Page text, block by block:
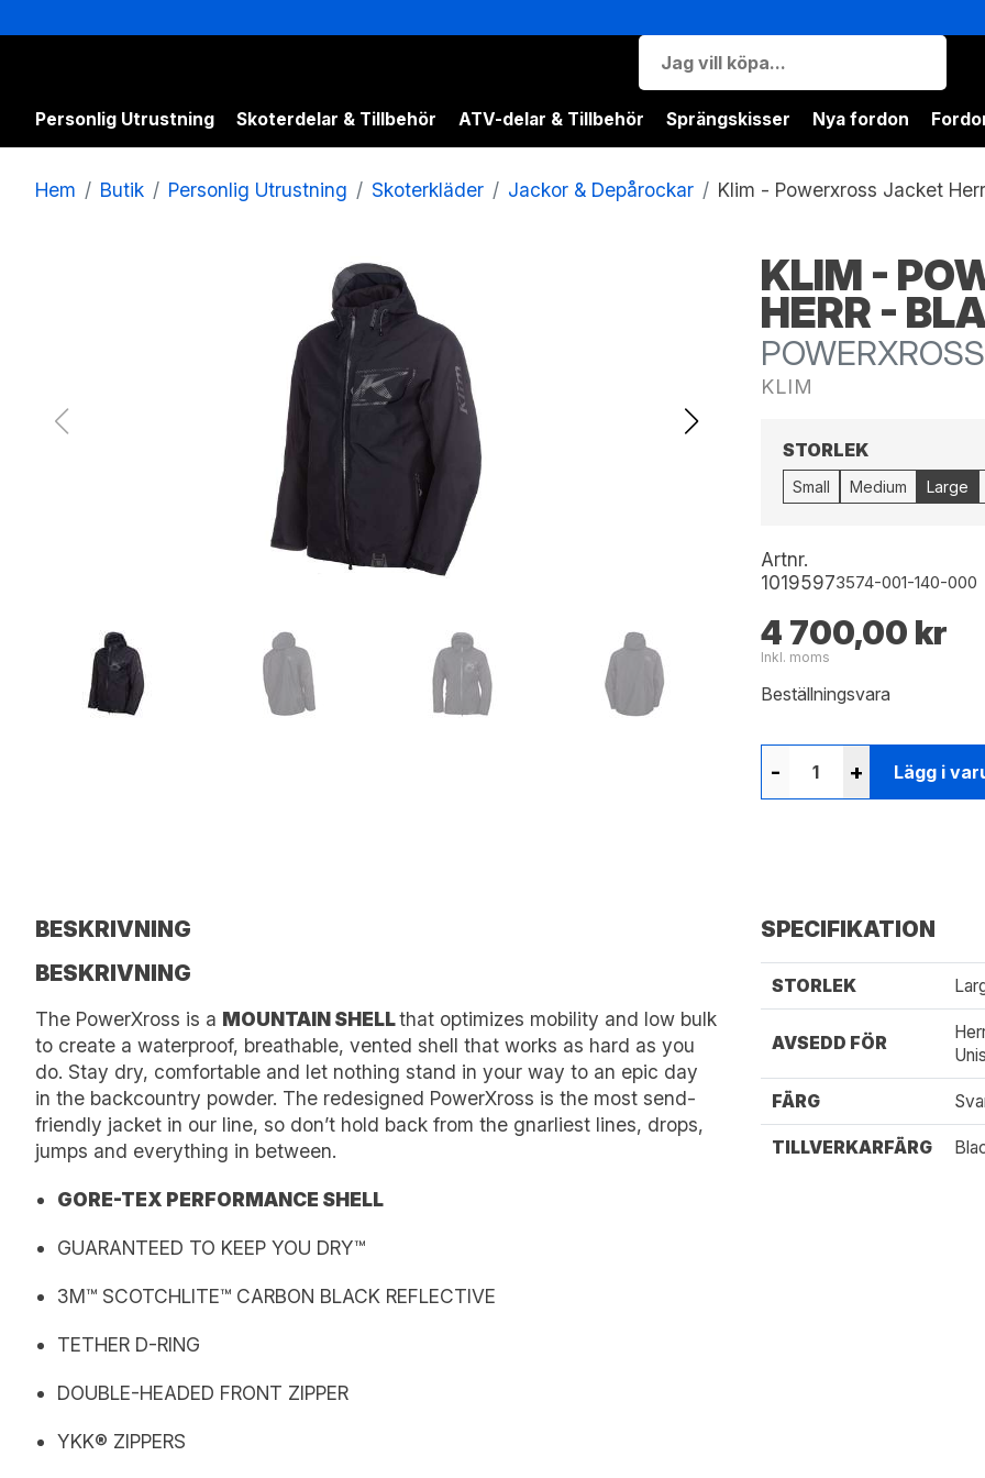
Personlig Utrustning Skoterdelar & Tillbehör ATV-delar & Tillbehör Sprängskisser Nya fordon
Hem Butik Personlig Utrustning Skoterkläder Jackor & Depårockar Klim - Powerxross Jacket
KLIM -
HERR -
KLIM
STORLEK
Small Medium Large
Artnr.
10195973574-001-140-000
4 700,00 kr
Inkl. moms
Beställningsvara
- + Lägg i
BESKRIVNING
BESKRIVNING
The PowerXross is a MOUNTAIN SHELLthat optimizes mobility and low bulk
to create a waterproof, breathable, vented shell that works as hard as you
do. Stay dry, comfortable and let nothing stand in your way to an epic day
in the backcountry powder. The redesigned PowerXross is the most send-
friendly jacket in our line, so don’t hold back from the gnarliest lines, drops,
jumps and everything in between.
GORE-TEX PERFORMANCE SHELL
GUARANTEED TO KEEP YOU DRY™
3M™ SCOTCHLITE™ CARBON BLACK REFLECTIVE
TETHER D-RING
DOUBLE-HEADED FRONT ZIPPER
YKK® ZIPPERS
SPECIFIKATION
STORLEK
AVSEDD FÖR
FÄRG
TILLVERKARFÄRG